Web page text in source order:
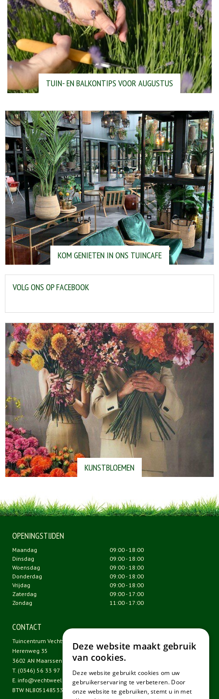
TUIN- EN BALKONTIPS VOOR AUGUSTUS
KOM GENIETEN IN ONS TUINCAFE
VOLG ONS OP FACEBOOK
KUNSTBLOEMEN
OPENINGSTIJDEN
Maandag
09:00 - 18:00
Dinsdag
09:00 - 18:00
Woensdag
09:00 - 18:00
Donderdag
09:00 - 18:00
Vrijdag
09:00 - 18:00
Zaterdag
09:00 - 17:00
Zondag
11:00 - 17:00
CONTACT
Tuincentrum Vechtweelde
Herenweg 35
3602 AN Maarssen
T. (0346) 56 33 97
E. info@vechtweelde.nl
BTW NL805148533B01
Deze website maakt gebruik
van cookies.
Deze website gebruikt cookies om uw
gebruikerservaring te verbeteren. Door
onze website te gebruiken, stemt u in met